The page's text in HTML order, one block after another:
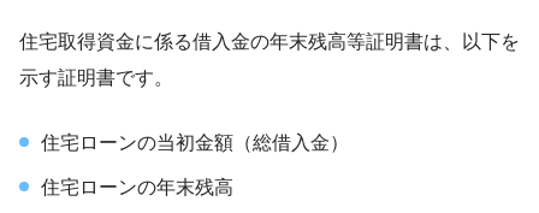
住宅取得資金に係る借入金の年末残高等証明書は、以下を
示す証明書です。
住宅ローンの当初金額（総借入金）
住宅ローンの年末残高